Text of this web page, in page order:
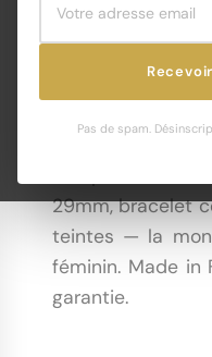
Recevoir
Pas de spam.
Montres
LIP
Féminin
compacte de
29mm, bracelet
teintes — la
féminin. Made in
garantie.